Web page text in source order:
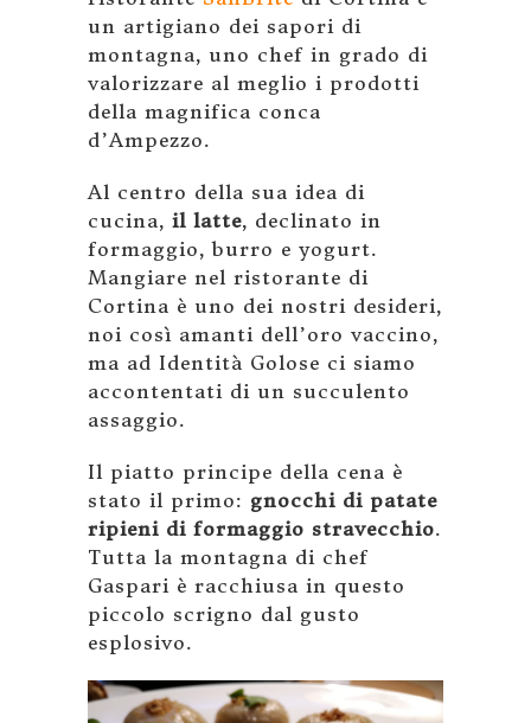
un artigiano dei sapori di
montagna, uno chef in grado di
valorizzare al meglio i prodotti
della magnifica conca
d’Ampezzo.
Al centro della sua idea di
cucina, il latte, declinato in
formaggio, burro e yogurt.
Mangiare nel ristorante di
Cortina è uno dei nostri desideri,
noi così amanti dell’oro vaccino,
ma ad Identità Golose ci siamo
accontentati di un succulento
assaggio.
Il piatto principe della cena è
stato il primo: gnocchi di patate
ripieni di formaggio stravecchio.
Tutta la montagna di chef
Gaspari è racchiusa in questo
piccolo scrigno dal gusto
esplosivo.